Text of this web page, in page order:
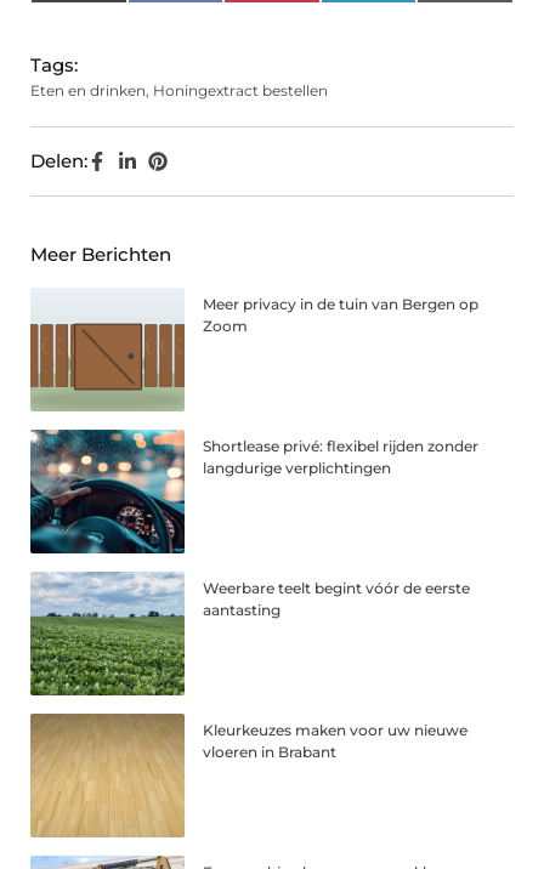
Tags:
Eten en drinken, Honingextract bestellen
Delen:
Meer Berichten
Meer privacy in de tuin van Bergen op
Zoom
Shortlease privé: flexibel rijden zonder
langdurige verplichtingen
Weerbare teelt begint vóór de eerste
aantasting
Kleurkeuzes maken voor uw nieuwe
vloeren in Brabant